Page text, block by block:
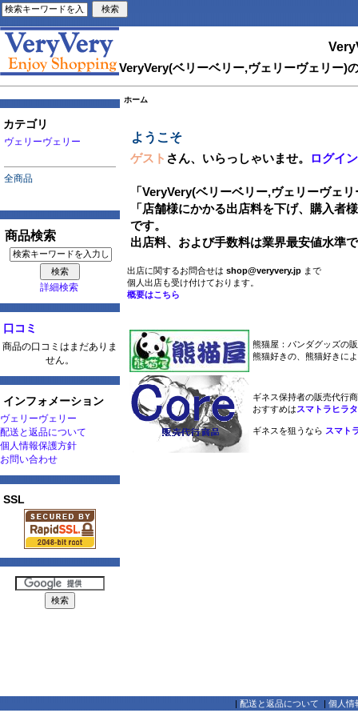
VeryVery(ベリーベリー,ヴェリーヴェリー)
カテゴリ
ヴェリーヴェリー
全商品
商品検索
詳細検索
口コミ
商品の口コミはまだありま
せん。
インフォメーション
ヴェリーヴェリー
配送と返品について
個人情報保護方針
お問い合わせ
SSL
ホーム
ようこそ
ゲスト さん、いらっしゃいませ。 ログイン
「VeryVery(ベリーベリー,ヴェリーヴェリ
「店舗様にかかる出店料を下げ、購入者
です。
出店料、および手数料は業界最安値水準
出店に関するお問合せは shop@veryvery.jpまで
個人出店も受け付けております。
概要はこちら
熊猫屋：パンダグッズの
熊猫好きの、熊猫好きに
ギネス保持者の販売代行
おすすめはスマトラヒラ
ギネスを狙うなら スマト
配送と返品について 個人情